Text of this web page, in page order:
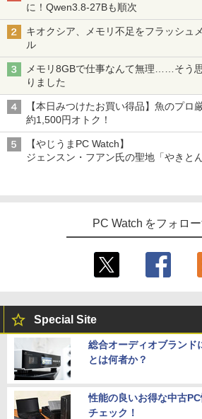
に！Qwen3.8-27Bも順次
キオクシア、メモリ不足をフラッシュ
ル
メモリ8GBで仕事なんて無理……そう
りました
【本日みつけたお買い得品】魚のプロ
約1,500円オトク！
【やじうまPC Watch】
ジェンスン・フアン氏の聖地「やきと
～コース名を変更したのはNVIDIAに
PC Watch をフォロ
Special Site
総合オーディオブランド
とは何者か？
性能の良いお得な中古
チェック！